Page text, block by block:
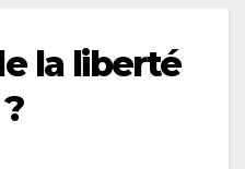
la liberté